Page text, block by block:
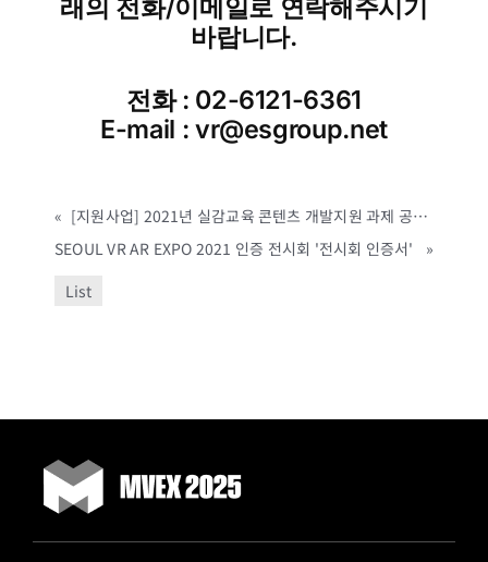
래의 전화/이메일로 연락해주시기
바랍니다.
전화 : 02-6121-6361
E-mail : vr@esgroup.net
«
[지원사업] 2021년 실감교육 콘텐츠 개발지원 과제 공고(정보통신산업진흥원, ~ 4/30까지)
SEOUL VR AR EXPO 2021 인증 전시회 '전시회 인증서'
»
List